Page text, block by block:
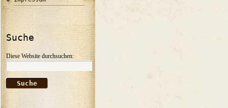
Suche
Diese Website durchsuchen: